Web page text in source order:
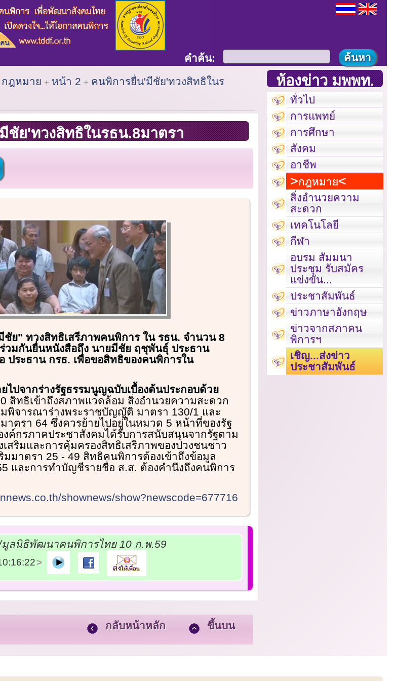
คำค้น:
กฎหมาย หน้า 2
คนพิการยื่น'มีชัย'ทวงสิทธิในร
ชัย'ทวงสิทธิในรธน.8มาตรา
ย" ทวงสิทธิเสรีภาพคนพิการ ใน รธน. จำนวน 8
มกันยื่นหนังสือถึง นายมีชัย ฤชุพันธุ์ ประธาน
ประธาน กรธ. เพื่อขอสิทธิของคนพิการใน
ไปจากร่างรัฐธรรมนูญฉบับเบื้องต้นประกอบด้วย
สิทธิเข้าถึงสภาพแวดล้อม สิ่งอำนวยความสะดวก
พิจารณาร่างพระราชบัญญัติ มาตรา 130/1 และ
าตรา 64 ซึ่งควรย้ายไปอยู่ในหมวด 5 หน้าที่ของรัฐ
ค์กรภาคประชาสังคมได้รับการสนับสนุนจากรัฐตาม
สริมและการคุ้มครองสิทธิเสรีภาพของปวงชนชาว
มมาตรา 25 - 49 สิทธิคนพิการต้องเข้าถึงข้อมูล
และการทำบัญชีรายชื่อ ส.ส. ต้องคำนึงถึงคนพิการ
shownews/show?newscode=677716
มูลนิธิพัฒนาคนพิการไทย 10 ก.พ.59
กลับหน้าหลัก ขึ้นบน
ห้องข่าว มพพท.
ทั่วไป
การแพทย์
การศึกษา
สังคม
อาชีพ
กฎหมาย
สิ่งอำนวยความ
สะดวก
เทคโนโลยี
กีฬา
อบรม สัมมนา
ประชุม รับสมัคร
แข่งขัน...
ประชาสัมพันธ์
ข่าวภาษาอังกฤษ
ข่าวจากสภาคน
พิการฯ
เชิญ...ส่งข่าว
ประชาสัมพันธ์